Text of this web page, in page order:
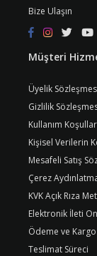
Bize Ulaşın
Müşteri
Üyelik
Gizlilik
Kullanım
Kişisel Verilerin
Mesafeli Satış
Çerez
KVK Açık Rıza
Elektronik İleti
Ödeme ve
Teslimat Süreci